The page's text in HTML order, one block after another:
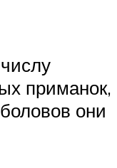
приманок,
они